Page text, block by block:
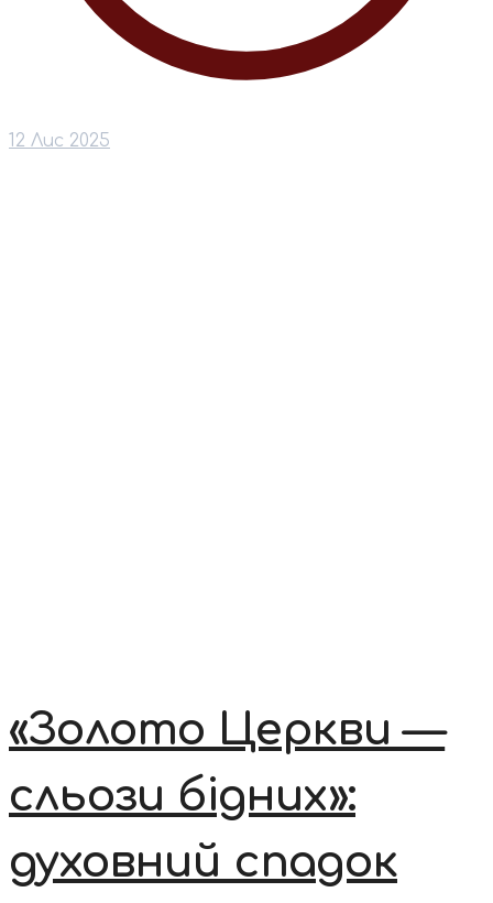
12 Лис 2025
«Золото Церкви —
сльози бідних»:
духовний спадок